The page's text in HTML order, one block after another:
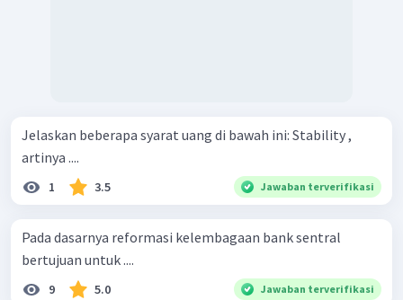
Jelaskan beberapa syarat uang di bawah ini: Stability ,
artinya ....
1 3.5 Jawaban terverifikasi
Pada dasarnya reformasi kelembagaan bank sentral
bertujuan untuk ....
9 5.0 Jawaban terverifikasi